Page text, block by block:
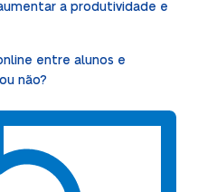
a produtividade e
entre alunos e
não?